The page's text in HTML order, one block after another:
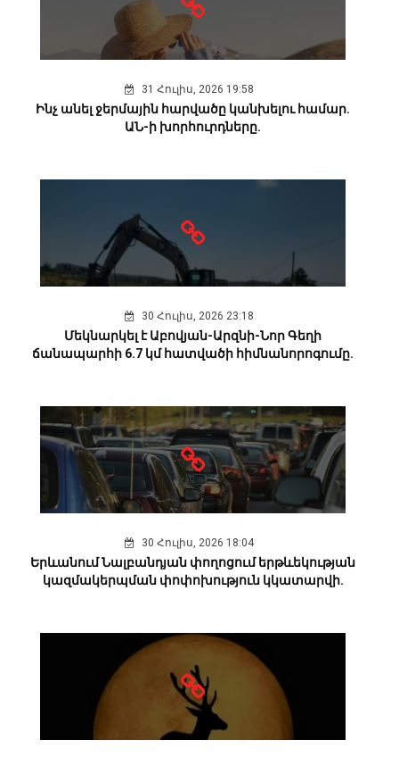
31 Հուլիս, 2026 19:58
Ինչ անել ջերմային հարվածը կանխելու համար.
ԱՆ-ի խորհուրդները.
30 Հուլիս, 2026 23:18
Մեկնարկել է Աբովյան-Արզնի-Նոր Գեղի
ճանապարհի 6.7 կմ հատվածի հիմնանորոգումը.
30 Հուլիս, 2026 18:04
Երևանում Նալբանդյան փողոցում երթևեկության
կազմակերպման փոփոխություն կկատարվի.